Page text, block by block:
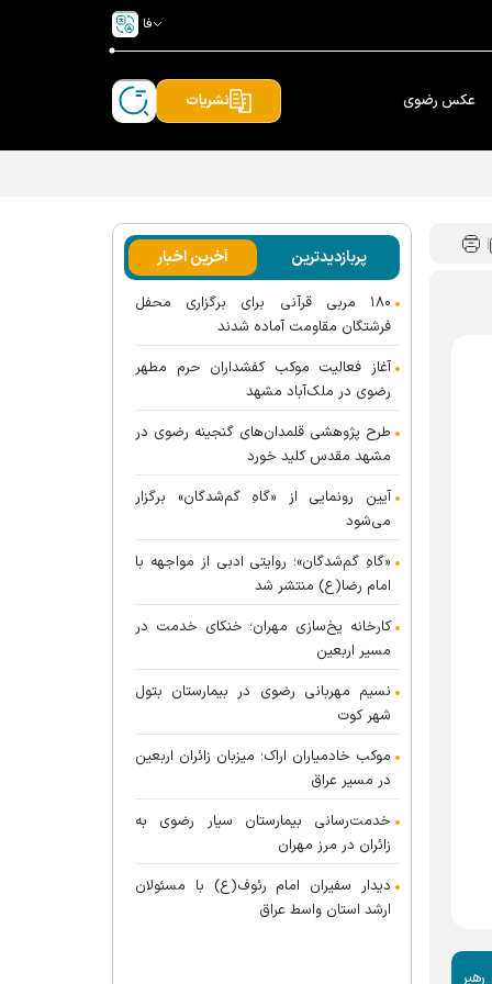
فا
عکس رضوی نشریات
پربازدیدترین آخرین اخبار
۱۸۰ مربی قرآنی برای برگزاری محفل
فرشتگان مقاومت آماده شدند
آغاز فعالیت موکب کفشداران حرم مطهر
رضوی در ملک‌آباد مشهد
طرح پژوهشی قلمدان‌های گنجینه رضوی در
مشهد مقدس کلید خورد
آیین رونمایی از «گاهِ گم‌شدگان» برگزار
می‌شود
«گاهِ گم‌شدگان»؛ روایتی ادبی از مواجهه با
امام رضا(ع) منتشر شد
کارخانه یخ‌سازی مهران؛ خنکای خدمت در
مسیر اربعین
نسیم مهربانی رضوی در بیمارستان بتول
شهر کوت
موکب خادمیاران اراک؛ میزبان زائران اربعین
در مسیر عراق
خدمت‌رسانی بیمارستان سیار رضوی به
زائران در مرز مهران
دیدار سفیران امام رئوف(ع) با مسئولان
ارشد استان واسط عراق